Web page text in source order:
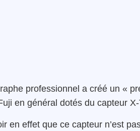
professionnel a créé un «
en général dotés du capteur
en effet que ce capteur n’est